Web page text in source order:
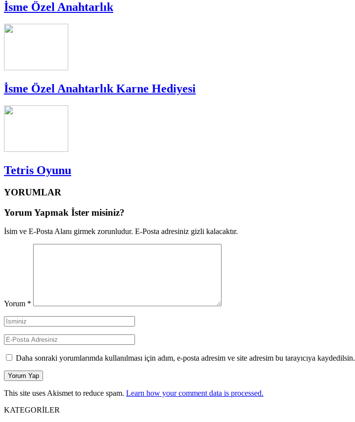
İsme Özel Anahtarlık
İsme Özel Anahtarlık Karne Hediyesi
Tetris Oyunu
YORUMLAR
Yorum Yapmak İster misiniz?
İsim ve E-Posta Alanı girmek zorunludur. E-Posta adresiniz gizli kalacaktır.
Yorum *
Daha sonraki yorumlarımda kullanılması için adım, e-posta adresim ve site adresim bu tarayıcıya kaydedilsin.
This site uses Akismet to reduce spam. Learn how your comment data is processed.
KATEGORİLER